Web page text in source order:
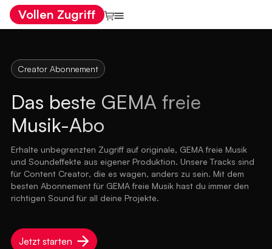
Vollen Zugriff
Creator Abonnement
Das beste GEMA freie
Musik-Abo
Erhalte unbegrenzten Zugriff auf originale, GEMA freie Musik
und Soundeffekte aus eigener Produktion. Unsere Tracks sind
für Content Creator, die es wagen, anders zu sein. Mit dem
besten Abonnement für GEMA freie Musik hast du immer den
richtigen Sound für all deine Projekte.
Jetzt starten